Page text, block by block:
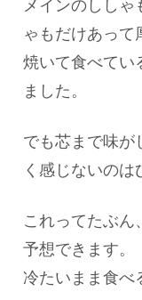
メインのししゃ
ゃもだけあって
焼いて食べてい
ました。
でも芯まで味が
く感じないのは
これってたぶん
予想できます。
冷たいまま食べ